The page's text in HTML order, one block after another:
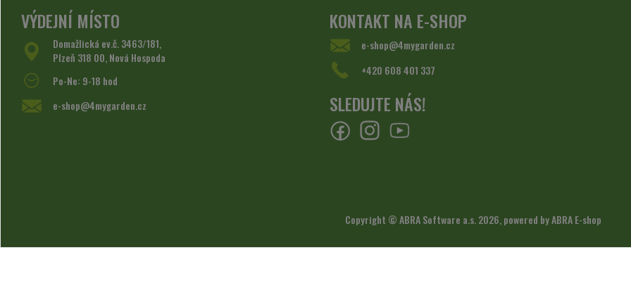
VÝDEJNÍ MÍSTO
Domažlická ev.č. 3463/181,
Plzeň 318 00, Nová Hospoda
Po-Ne: 9-18 hod
e-shop@4mygarden.cz
KONTAKT NA E-SHOP
e-shop@4mygarden.cz
+420 608 401 337
SLEDUJTE NÁS!
Copyright © ABRA Software a.s. 2026,powered by ABRA E-shop